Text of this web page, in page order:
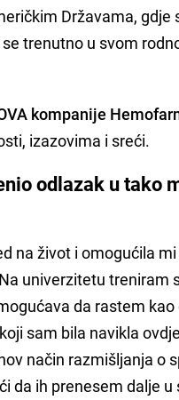
Državama, gdje
trenutno u svom
kompanije
izazovima i sreći.
odlazak u tako
na život i omogućila
univerzitetu treniram
da rastem kao
sam bila navikla
način razmišljanja o
da ih prenesem dalje u